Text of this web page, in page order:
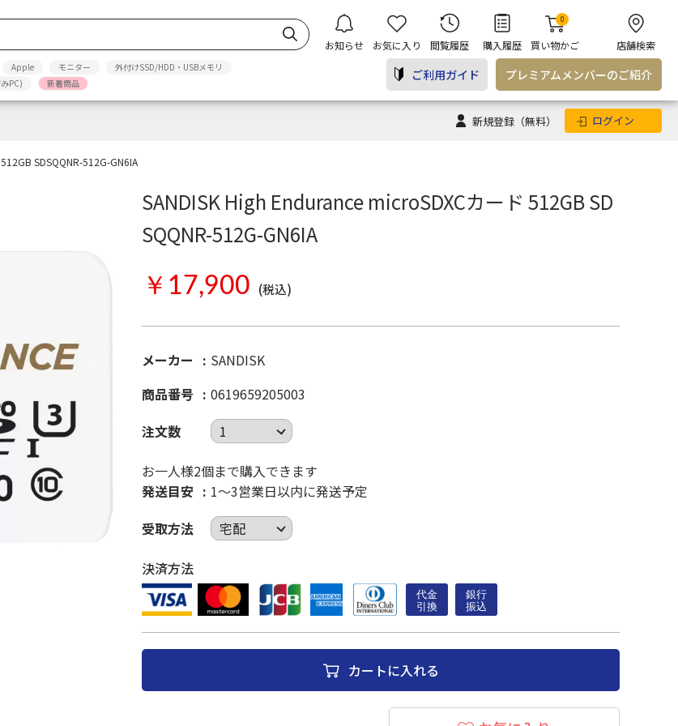
お知らせ お気に入り 閲覧履歴 購入履歴 買い物かご
0
店舗検索
Apple モニター
外付けSSD/HDD・USBメモリ
PC) 新着商品
ご利用ガイド プレミアム メンバーのご紹介
新規登録 （無料） ログイン
SDSQQNR-512G-GN6IA
SANDISK High Endurance microSDXCカード 512GB SD
SQQNR-512G-GN6IA
￥17,900 (税込)
メーカー
SANDISK
商品番号
0619659205003
注文数
お一人様2個まで購入できます
発送目安
1～3営業日以内に発送予定
受取方法
決済方法
カートに入れる